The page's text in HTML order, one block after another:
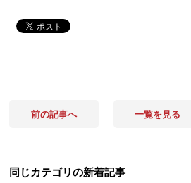
前の記事へ 一覧を見る
同じカテゴリの新着記事